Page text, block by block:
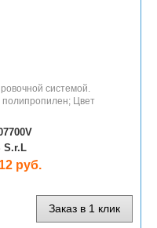
системой.
Цвет
S.r.L
руб.
Заказ в 1 клик